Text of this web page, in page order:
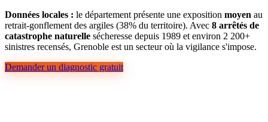
Données locales : le département présente une exposition moyen au
retrait-gonflement des argiles (38% du territoire). Avec 8 arrêtés de
catastrophe naturelle sécheresse depuis 1989 et environ 2 200+
sinistres recensés, Grenoble est un secteur où la vigilance s'impose.
Demander un diagnostic gratuit